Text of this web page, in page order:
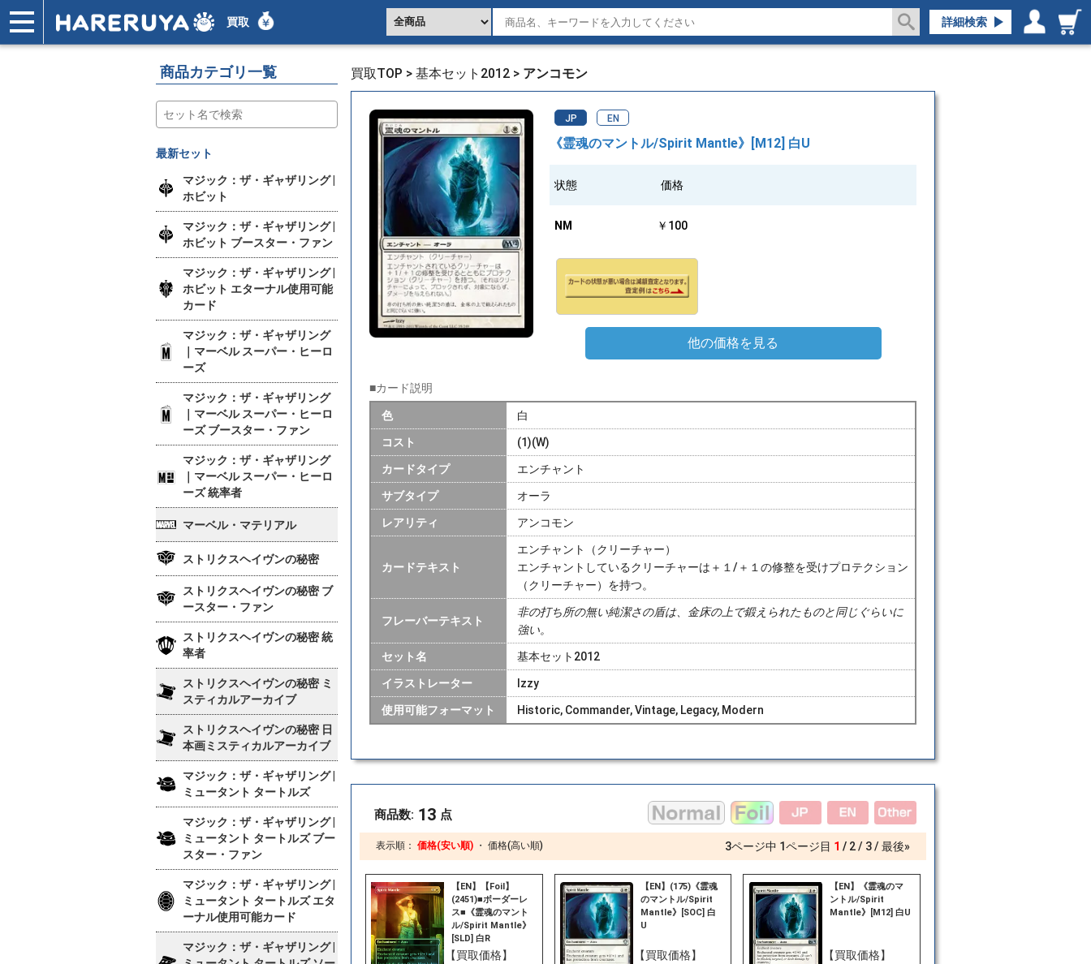
買取 詳細検索
商品カテゴリ一覧 買取TOP > 基本セット2012 > アンコモン
JP EN
《霊魂のマントル/Spirit Mantle》[M12] 白U
状態 価格
NM ￥100
他の価格を見る
■カード説明
色 白
コスト (1)(W)
カードタイプ エンチャント
サブタイプ オーラ
レアリティ アンコモン
カードテキスト
エンチャント（クリーチャー）
エンチャントしているクリーチャーは＋１/＋１の修整を受けプロテクション
（クリーチャー）を持つ。
フレーバーテキスト
非の打ち所の無い純潔さの盾は、金床の上で鍛えられたものと同じぐらいに
強い。
セット名 基本セット2012
イラストレーター Izzy
使用可能フォーマット Historic, Commander, Vintage, Legacy, Modern
商品数: 13 点
表示順： 価格(安い順) ・ 価格(高い順) 3ページ中 1ページ目 1 2 3 最後»
【EN】【Foil】
(2451)■ボーダーレ
ス■《霊魂のマント
ル/Spirit Mantle》
[SLD] 白R
【買取価格】
【EN】(175)《霊魂
のマントル/Spirit
Mantle》[SOC] 白
U
【買取価格】
【EN】《霊魂のマ
ントル/Spirit
Mantle》[M12] 白U
【買取価格】